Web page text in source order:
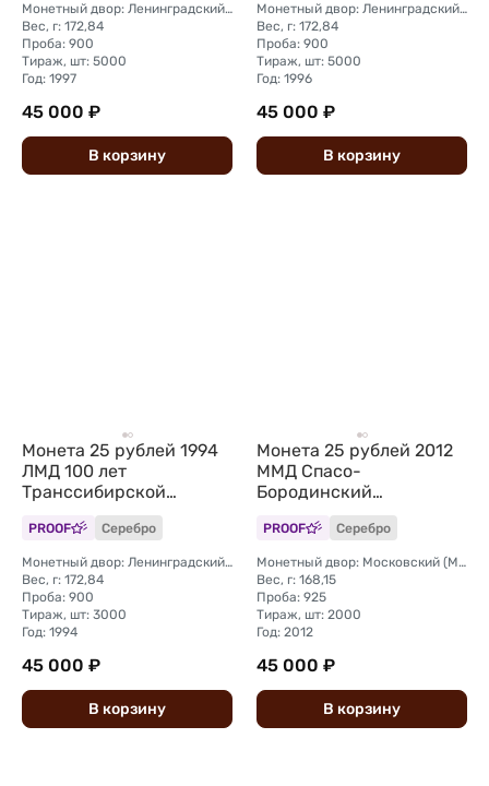
Монетный двор: Ленинградский (ЛМД)
Вес, г: 172,84
Проба: 900
Тираж, шт: 5000
Год: 1997
45 000 ₽
В корзину
Монетный двор: Ленинградский (ЛМД)
Вес, г: 172,84
Проба: 900
Тираж, шт: 5000
Год: 1996
45 000 ₽
В корзину
Монета 25 рублей 1994
ЛМД 100 лет
Транссибирской
магистрали Укладка
PROOF Серебро
Монетный двор: Ленинградский (ЛМД)
Вес, г: 172,84
Проба: 900
Тираж, шт: 3000
Год: 1994
45 000 ₽
В корзину
Монета 25 рублей 2012
ММД Спасо-
Бородинский
монастырь
PROOF Серебро
Монетный двор: Московский (ММД)
Вес, г: 168,15
Проба: 925
Тираж, шт: 2000
Год: 2012
45 000 ₽
В корзину